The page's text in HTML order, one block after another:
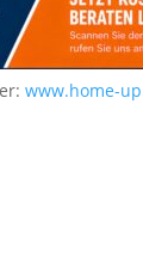
www.home-